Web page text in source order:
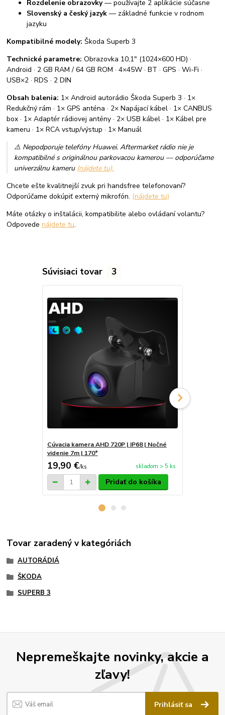
Rozdelenie obrazovky— používajte 2 aplikácie súčasne
Slovenský a český jazyk — základné funkcie v rodnom
jazyku
Kompatibilné modely: Škoda Superb 3
Technické parametre: Obrazovka 10,1" (1024×600 HD) ·
Android · 2 GB RAM / 64 GB ROM · 4×45W · BT · GPS · Wi-Fi ·
USB×2 · RDS · 2 DIN
Obsah balenia: 1× Android autorádio Škoda Superb 3 · 1×
Redukčný rám · 1× GPS anténa · 2× Napájací kábel · 1× CANBUS
box · 1× Adaptér rádiovej antény · 2× USB kábel · 1× Kábel pre
kameru · 1× RCA vstup/výstup · 1× Manuál
⚠️ Nepodporuje telefóny Huawei. Aftermarket rádio nie je
kompatibilné s originálnou parkovacou kamerou — odporúčame
univerzálnu kameru (nájdete tu).
Chcete ešte kvalitnejší zvuk pri handsfree telefonovaní?
Odporúčame dokúpiť externý mikrofón. (nájdete tu)
Máte otázky o inštalácii, kompatibilite alebo ovládaní volantu?
Odpovedenájdete tu.
Súvisiaci tovar 3
Cúvacia kamera AHD 720P | IP68 | Nočné
videnie 7m | 170°
19,90 €/ks skladom > 5 ks
Pridať do košíka
Tovar zaradený v kategóriách
AUTORÁDIÁ
ŠKODA
SUPERB 3
Nepremeškajte novinky, akcie a
zľavy!
Prihlásiť sa